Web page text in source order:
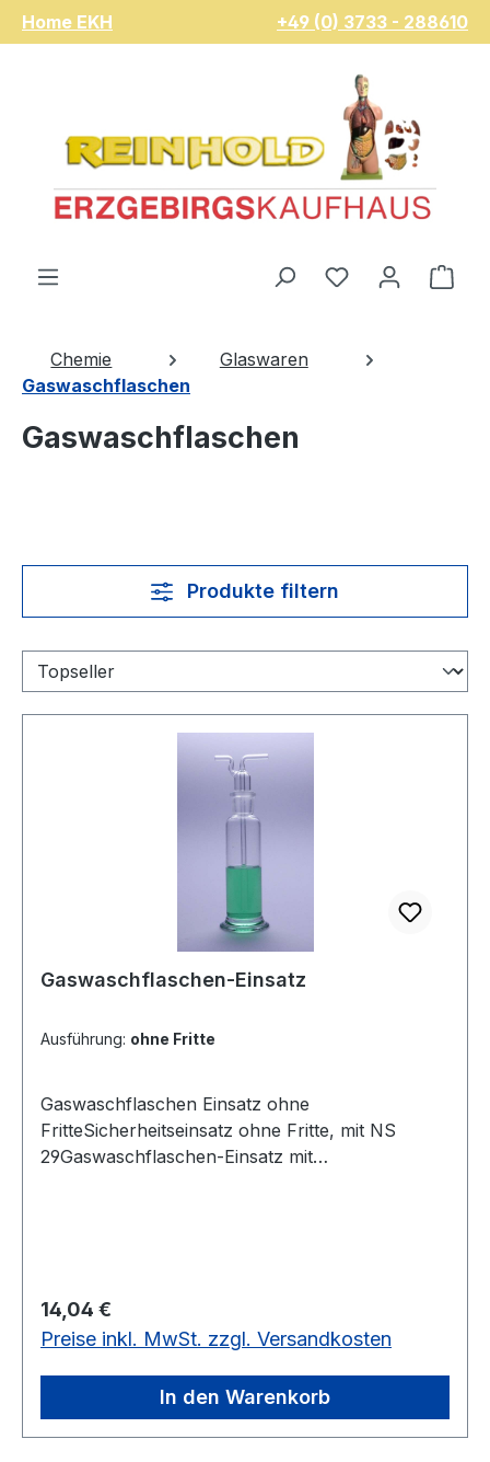
Zum Hauptinhalt springen
Home EKH +49 (0) 3733 - 288610
Du hast 0
Chemie
Glaswaren
Gaswaschflaschen
Gaswaschflaschen
Produkte filtern
Gaswaschflaschen-Einsatz
Ausführung: ohne Fritte
Gaswaschflaschen Einsatz ohne
FritteSicherheitseinsatz ohne Fritte, mit NS
29Gaswaschflaschen-Einsatz mit
Regulärer Preis:
14,04 €
Preise inkl. MwSt. zzgl. Versandkosten
In den Warenkorb